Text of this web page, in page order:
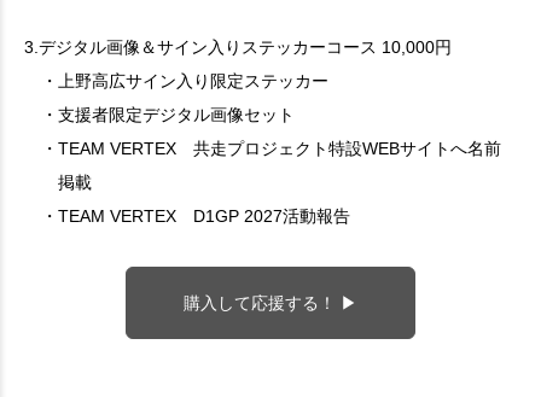
3.デジタル画像＆サイン入りステッカーコース 10,000円
・上野高広サイン入り限定ステッカー
・支援者限定デジタル画像セット
・TEAM VERTEX 共走プロジェクト特設WEBサイトへ名前
掲載
・TEAM VERTEX D1GP 2027活動報告
購入して応援する！ ▶